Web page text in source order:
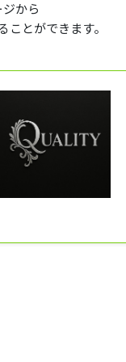
から
とができます。